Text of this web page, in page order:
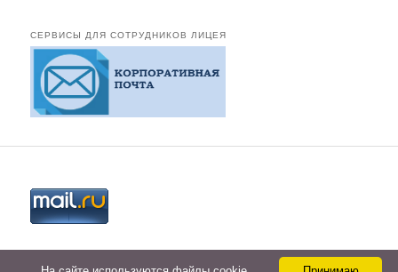
СЕРВИСЫ ДЛЯ СОТРУДНИКОВ ЛИЦЕЯ